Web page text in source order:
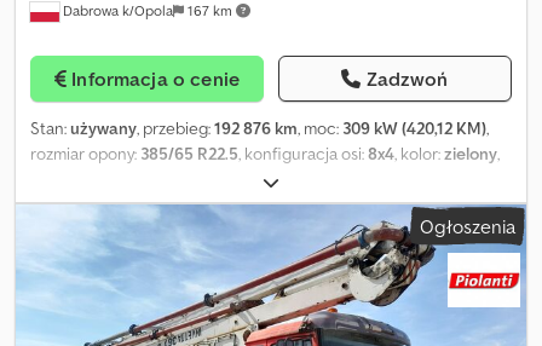
Dabrowa k/Opola 167 km
Informacja o cenie Zadzwoń
Stan:używany, przebieg:192 876 km, moc: 309 kW (420,12 KM),
rozmiar opony: 385/65 R22.5, konfiguracja osi:8x4, kolor:zielony,
, klasa emisji:
stal, całkowita długość:9 180 mm, całkowita szerokość:2 550
, całkowita wysokość:
, objętość przestrzeni
ładunkowej:
10 m³ , Rok budowy: 2018, Wyposażenie:ABS, blokada
mechanizmu różnicowego, centralny zamek, elektryczne
sterowanie szybami, klimatyzacja, lusterko elektryczne
, =
Więcej opcji i akcesoriów = - HVAC - Radio - Szyberdach = Uwagi
Ogłoszenia